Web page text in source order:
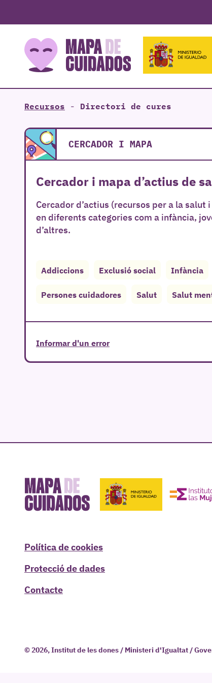
Recursos - Directori de cures
CERCADOR I MAPA
Cercador i mapa d’actius de
Cercador d’actius (recursos per a la
en diferents categories com a infància,
d’altres.
Addiccions Exclusió social Infància
Persones cuidadores Salut Salut
Informar d'un error
Política de cookies
Protecció de dades
Contacte
© 2026, Institut de les dones / Ministeri d'Igualtat /